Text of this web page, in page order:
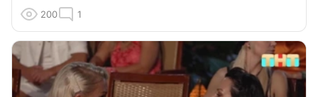
200 1